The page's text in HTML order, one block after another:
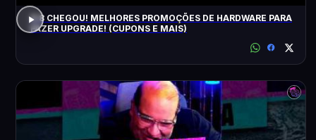
8.8 CHEGOU! MELHORES PROMOÇÕES DE HARDWARE PARA
FAZER UPGRADE! (CUPONS E MAIS)